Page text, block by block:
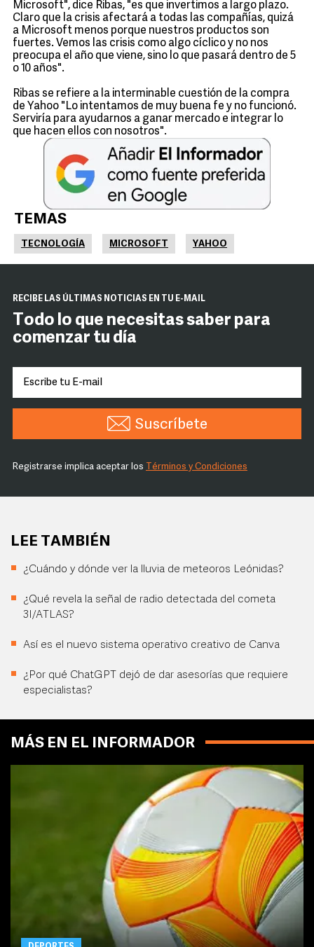
Microsoft", dice Ribas, "es que invertimos a largo plazo.
Claro que la crisis afectará a todas las compañías, quizá
a Microsoft menos porque nuestros productos son
fuertes. Vemos las crisis como algo cíclico y no nos
preocupa el año que viene, sino lo que pasará dentro de 5
o 10 años".
Ribas se refiere a la interminable cuestión de la compra
de Yahoo "Lo intentamos de muy buena fe y no funcionó.
Serviría para ayudarnos a ganar mercado e integrar lo
que hacen ellos con nosotros".
TEMAS
TECNOLOGÍA MICROSOFT YAHOO
RECIBE LAS ÚLTIMAS NOTICIAS EN TU E-MAIL
Todo lo que necesitas saber para
comenzar tu día
Suscríbete
Registrarse implica aceptar los Términos y Condiciones
LEE TAMBIÉN
¿Cuándo y dónde ver la lluvia de meteoros Leónidas?
¿Qué revela la señal de radio detectada del cometa
3I/ATLAS?
Así es el nuevo sistema operativo creativo de Canva
¿Por qué ChatGPT dejó de dar asesorías que requiere
especialistas?
MÁS EN EL INFORMADOR